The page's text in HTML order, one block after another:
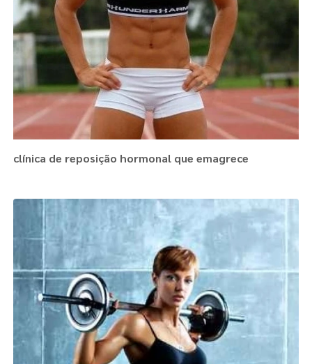
clínica de reposição hormonal que emagrece